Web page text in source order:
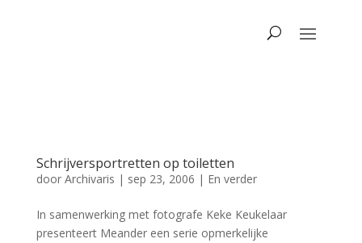
Schrijversportretten op toiletten
door Archivaris | sep 23, 2006 | En verder
In samenwerking met fotografe Keke Keukelaar
presenteert Meander een serie opmerkelijke